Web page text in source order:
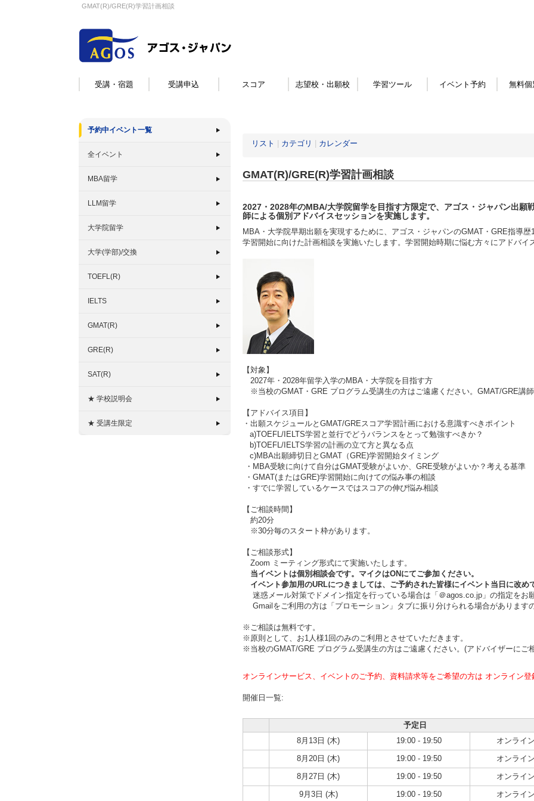
GMAT(R)/GRE(R)学習計画相談
受講・宿題 受講申込 スコア 志望校・出願校 学習ツール イベント予約 無料個
予約中イベント一覧
全イベント
MBA留学
LLM留学
大学院留学
大学(学部)/交換
TOEFL(R)
IELTS
GMAT(R)
GRE(R)
SAT(R)
★ 学校説明会
★ 受講生限定
リスト カテゴリ カレンダー
GMAT(R)/GRE(R)学習計画相談
2027・2028年のMBA/大学院留学を目指す方限定で、アゴス・ジャパン出願
師による個別アドバイスセッションを実施します。
MBA・大学院早期出願を実現するために、アゴス・ジャパンのGMAT・GRE指導
学習開始に向けた計画相談を実施いたします。学習開始時期に悩む方々にアドバイ
【対象】
2027年・2028年留学入学のMBA・大学院を目指す方
※当校のGMAT・GRE プログラム受講生の方はご遠慮ください。GMAT/GRE講師
【アドバイス項目】
・出願スケジュールとGMAT/GREスコア学習計画における意識すべきポイント
a)TOEFL/IELTS学習と並行でどうバランスをとって勉強すべきか？
b)TOEFL/IELTS学習の計画の立て方と異なる点
c)MBA出願締切日とGMAT（GRE)学習開始タイミング
・MBA受験に向けて自分はGMAT受験がよいか、GRE受験がよいか？考える基準
・GMAT(またはGRE)学習開始に向けての悩み事の相談
・すでに学習しているケースではスコアの伸び悩み相談
【ご相談時間】
約20分
※30分毎のスタート枠があります。
【ご相談形式】
Zoom ミーティング形式にて実施いたします。
当イベントは個別相談会です。マイクはONにてご参加ください。
イベント参加用のURLにつきましては、ご予約された皆様にイベント当日に改め
迷惑メール対策でドメイン指定を行っている場合は「＠agos.co.jp」の指定をお
Gmailをご利用の方は「プロモーション」タブに振り分けられる場合があります
※ご相談は無料です。
※原則として、お1人様1回のみのご利用とさせていただきます。
※当校のGMAT/GRE プログラム受講生の方はご遠慮ください。(アドバイザーにご
オンラインサービス、イベントのご予約、資料請求等をご希望の方は オンライン登
開催日一覧:
予定日
8月13日 (木)
19:00 - 19:50
オンライン
8月20日 (木)
19:00 - 19:50
オンライン
8月27日 (木)
19:00 - 19:50
オンライン
9月3日 (木)
19:00 - 19:50 オンライン